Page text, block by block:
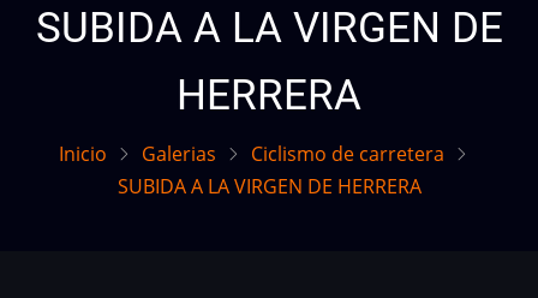
SUBIDA A LA VIRGEN DE
HERRERA
Inicio Galerias
Ciclismo de carretera
SUBIDA A LA VIRGEN DE HERRERA